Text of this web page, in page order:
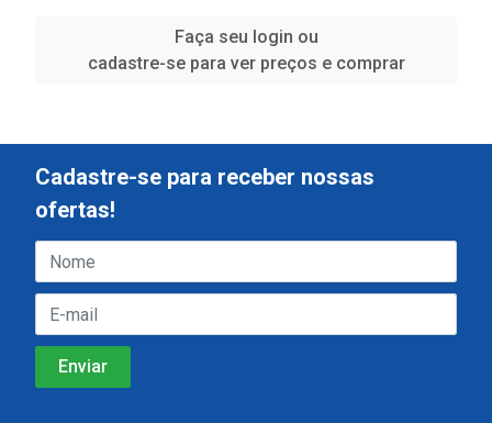
Faça seu login ou
cadastre-se para ver preços e comprar
Cadastre-se para receber nossas
ofertas!